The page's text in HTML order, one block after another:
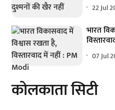
22 Jul
भारत
07 Jul
कोलकाता सिटी